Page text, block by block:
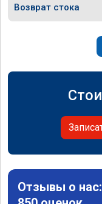
Возврат стока
Отзывы о нас: